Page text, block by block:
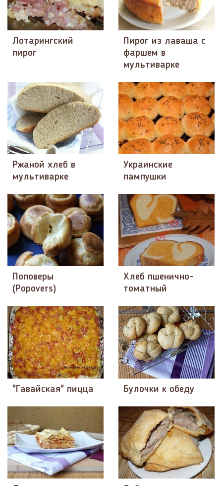
Лотарингский
пирог
Пирог из лаваша с
фаршем в
мультиварке
Ржаной хлеб в
мультиварке
Украинские
пампушки
Поповеры
(Popovers)
Хлеб пшенично-
томатный
"Гавайская" пицца Булочки к обеду